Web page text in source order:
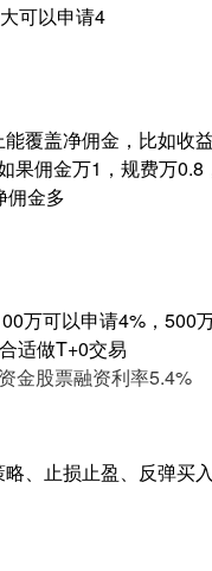
可以申请4
覆盖净佣金，比如收
果佣金万1，规费万
佣金多
万可以申请4%，500
适做T+0交易
金股票融资利率5.4%
、止损止盈、反弹买